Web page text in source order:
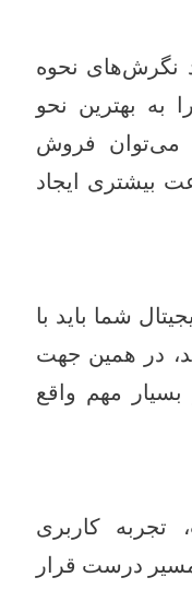
نگرش‌های نحوه
به بهترین نحو
می‌توان فروش
بیشتری ایجاد
شما باید با
در همین جهت
مهم واقع
تجربه کاربری
درست قرار